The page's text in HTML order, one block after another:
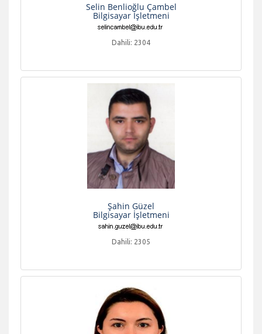
Selin Benlioğlu Çambel
Bilgisayar İşletmeni
Dahili: 2304
Şahin Güzel
Bilgisayar İşletmeni
Dahili: 2305